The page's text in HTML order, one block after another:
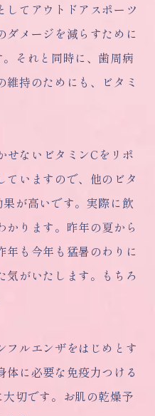
してアウトドアスポーツ
ダメージを減らすために
それと同時に、歯周病
持のためにも、ビタミ
ないビタミンCをリポ
ていますので、他のビタ
が高いです。実際に飲
かります。昨年の夏から
年も今年も猛暑のわりに
気がいたします。もちろ
フルエンザをはじめとす
体に必要な免疫力つける
切です。お肌の乾燥予